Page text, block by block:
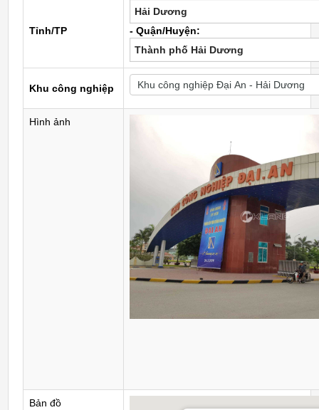
Tỉnh/TP
Hải Dương
- Quận/Huyện:
Thành phố Hải Dương
Khu công nghiệp
Hình ảnh
Bản đồ